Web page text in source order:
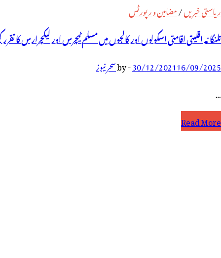
ریاستی خبریں/مضامین و رپورٹس
تلنگانہ اقلیتی اقامتی اسکولوں اور کالجوں میں مسلم ٹیچرس اور لیکچرارس کا
30/12/202116/09/2025
-
byسحر نیوز
…
تلنگانہ
Read More